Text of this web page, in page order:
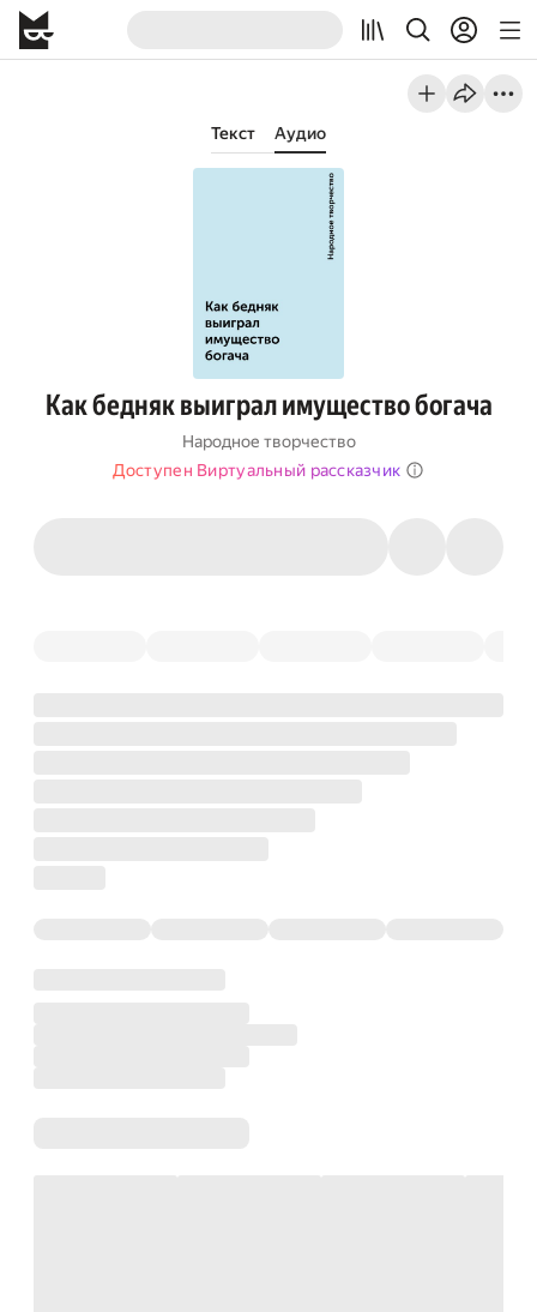
Текст Аудио
Как бедняк выиграл имущество богача
Народное творчество
Доступен Виртуальный рассказчик